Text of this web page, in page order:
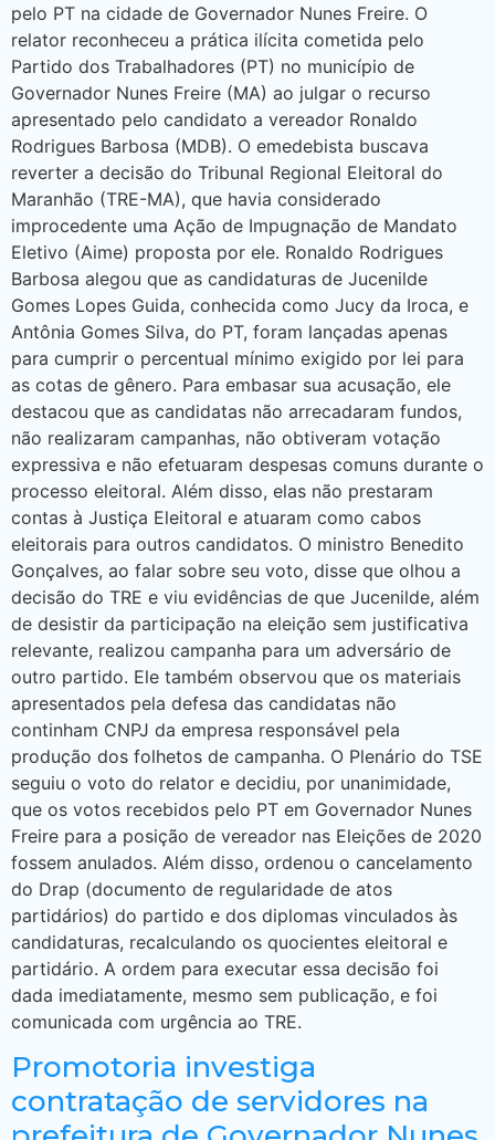
pelo PT na cidade de Governador Nunes Freire. O
relator reconheceu a prática ilícita cometida pelo
Partido dos Trabalhadores (PT) no município de
Governador Nunes Freire (MA) ao julgar o recurso
apresentado pelo candidato a vereador Ronaldo
Rodrigues Barbosa (MDB). O emedebista buscava
reverter a decisão do Tribunal Regional Eleitoral do
Maranhão (TRE-MA), que havia considerado
improcedente uma Ação de Impugnação de Mandato
Eletivo (Aime) proposta por ele. Ronaldo Rodrigues
Barbosa alegou que as candidaturas de Jucenilde
Gomes Lopes Guida, conhecida como Jucy da Iroca, e
Antônia Gomes Silva, do PT, foram lançadas apenas
para cumprir o percentual mínimo exigido por lei para
as cotas de gênero. Para embasar sua acusação, ele
destacou que as candidatas não arrecadaram fundos,
não realizaram campanhas, não obtiveram votação
expressiva e não efetuaram despesas comuns durante o
processo eleitoral. Além disso, elas não prestaram
contas à Justiça Eleitoral e atuaram como cabos
eleitorais para outros candidatos. O ministro Benedito
Gonçalves, ao falar sobre seu voto, disse que olhou a
decisão do TRE e viu evidências de que Jucenilde, além
de desistir da participação na eleição sem justificativa
relevante, realizou campanha para um adversário de
outro partido. Ele também observou que os materiais
apresentados pela defesa das candidatas não
continham CNPJ da empresa responsável pela
produção dos folhetos de campanha. O Plenário do TSE
seguiu o voto do relator e decidiu, por unanimidade,
que os votos recebidos pelo PT em Governador Nunes
Freire para a posição de vereador nas Eleições de 2020
fossem anulados. Além disso, ordenou o cancelamento
do Drap (documento de regularidade de atos
partidários) do partido e dos diplomas vinculados às
candidaturas, recalculando os quocientes eleitoral e
partidário. A ordem para executar essa decisão foi
dada imediatamente, mesmo sem publicação, e foi
comunicada com urgência ao TRE.
Promotoria investiga
contratação de servidores na